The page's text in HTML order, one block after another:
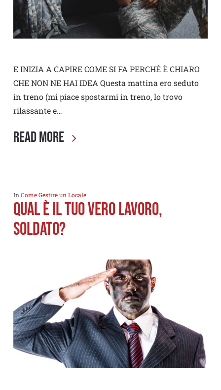
E INIZIA A CAPIRE COME SI FA PERCHÉ È CHIARO
CHE NON NE HAI IDEA Questa mattina ero seduto
in treno (mi piace spostarmi in treno, lo trovo
rilassante e…
Read More
InCome Gestire un Locale
Qual è il tuo VERO Lavoro,
Soldato?